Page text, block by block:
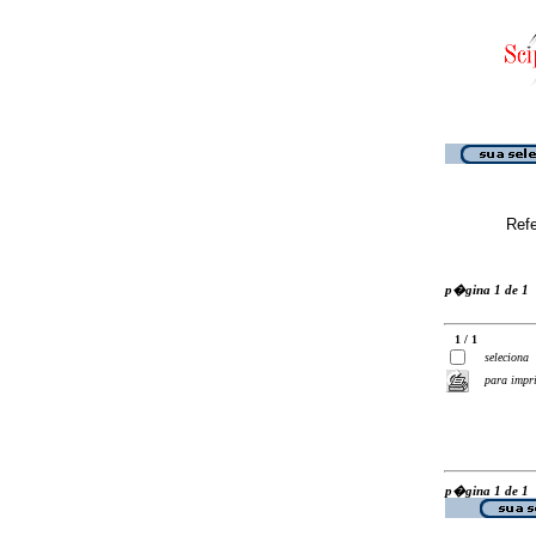
p�gina 1 de 1
1 / 1
seleciona
para
p�gina 1 de 1